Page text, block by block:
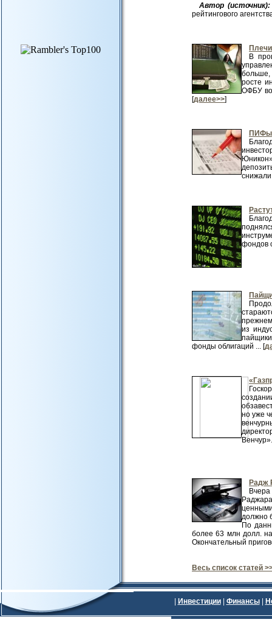
Автор (источник):
рейтингового
В
больше,
росте
ОФБУ во
[далее>>]
ПИФы
снижали
фондов
из
фонды облигаций ... [
но уже
Радж
должно
По
более 63 млн долл.
Окончательный
Весь список статей
Инвестиции| Финансы|